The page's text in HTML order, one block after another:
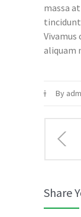
massa
tincidunt
Vivamus
aliquam
By
Share